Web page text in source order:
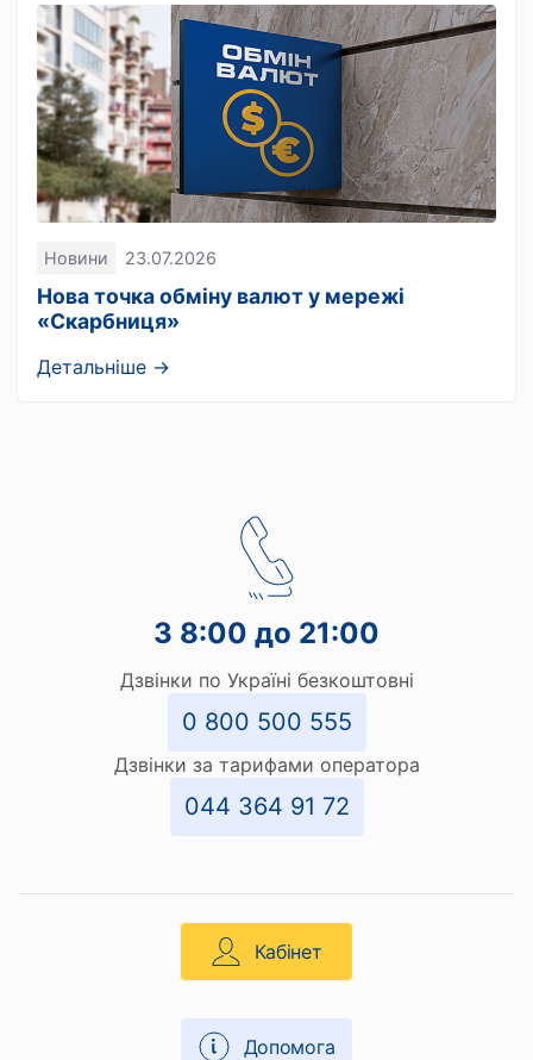
Новини 23.07.2026
Нова точка обміну валют у мережі
«Скарбниця»
Детальніше →
З 8:00 до 21:00
Дзвінки по Україні безкоштовні
0 800 500 555
Дзвінки за тарифами оператора
044 364 91 72
Кабінет
Допомога